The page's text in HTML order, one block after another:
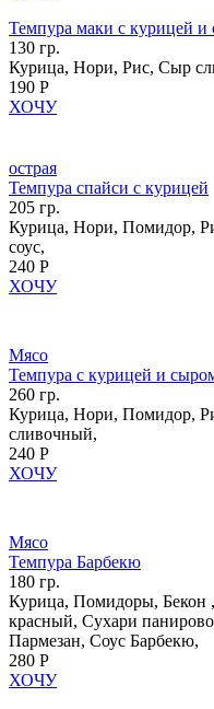
Темпура маки с курицей и
130 гр.
Курица, Нори, Рис, Сыр
190 Р
ХОЧУ
острая
Темпура спайси с курицей
205 гр.
Курица, Нори, Помидор,
соус,
240 Р
ХОЧУ
Мясо
Темпура с курицей и
260 гр.
Курица, Нори, Помидор,
сливочный,
240 Р
ХОЧУ
Мясо
Темпура Барбекю
180 гр.
Курица, Помидоры, Бекон
красный, Сухари
Пармезан, Соус Барбекю,
280 Р
ХОЧУ